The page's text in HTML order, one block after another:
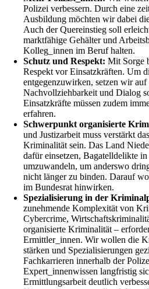
Polizei verbessern. Durch eine
Ausbildung möchten wir dabei
Auch der Quereinstieg soll
marktfähige Gehälter und
Kolleg_innen im Beruf halten.
Schutz und Respekt: Mit Sorge
Respekt vor Einsatzkräften. Um
entgegenzuwirken, setzen wir
Nachvollziehbarkeit und Dialog
Einsatzkräfte müssen zudem
erfahren.
Schwerpunkt organisierte
und Justizarbeit muss verstärkt
Kriminalität sein. Das Land
dafür einsetzen, Bagatelldelikte
umzuwandeln, um anderswo
nicht länger zu binden. Darauf
im Bundesrat hinwirken.
Spezialisierung in der
zunehmende Komplexität von
Cybercrime,
organisierte Kriminalität –
Ermittler_innen. Wir wollen die
stärken und Spezialisierungen
Fachkarrieren innerhalb der
Expert_innenwissen langfristig
Ermittlungsarbeit deutlich